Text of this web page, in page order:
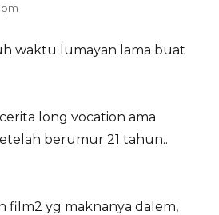
pm
waktu lumayan lama buat
long vocation ama
berumur 21 tahun..
film2 yg maknanya dalem,